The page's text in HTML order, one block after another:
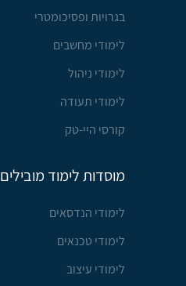
בגרויות ופסיכומטרי
לימודי מחשבים
לימודי ניהול
לימודי תעודה
קורסי היי-טק
מוסדות לימוד מובילים
לימודי הנדסאים
לימודי טכנאים
לימודי עיצוב